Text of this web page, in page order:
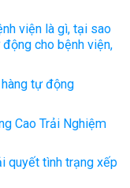
viện là gì, tại sao
cho bệnh viện,
tự động
Cao Trải Nghiệm
quyết tình trạng xếp